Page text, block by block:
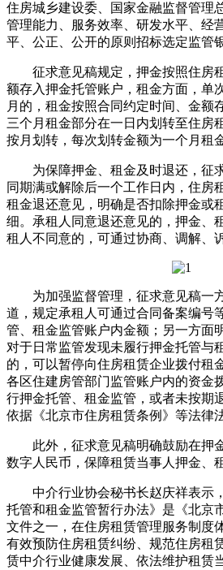
住房城乡建设委、国家金融监督管理
管理能力、服务效率、研发水平、经
平、公正、公开的原则招标选定监管
征求意见稿规定，押金按照住房
额存入押金托管账户，租金方面，单
月的，租金按照合同约定时间、金额
三个月租金部分在一日内划转至住房
按月划转，每次划转金额为一个月租金
为保障押金、租金及时退还，征
同期满或解除后一个工作日内，住房
租金退还意见，明确是否扣除押金或
细。承租人同意退还意见的，押金、
租人不同意的，可通过协商、调解、
为加强监督管理，征求意见稿一
道，规定承租人可通过合同备案编号
管、租金监管账户内金额；另一方面
对于日常监管发现未履行押金托管与
的，可以暂停向住房租赁企业拨付租
各区住建房管部门监管账户内的资金
行押金托管、租金监管，或者未按期
依据《北京市住房租赁条例》等法律
此外，征求意见稿明确鼓励在押
数字人民币，保障租赁当事人押金、
中介行业协会秘书长赵庆祥表示
托管和租金监管暂行办法》是《北京
文件之一，在住房租赁管理服务制度
有效预防住房租赁纠纷、规范住房租
赁中介行业健康发展、依法维护租赁